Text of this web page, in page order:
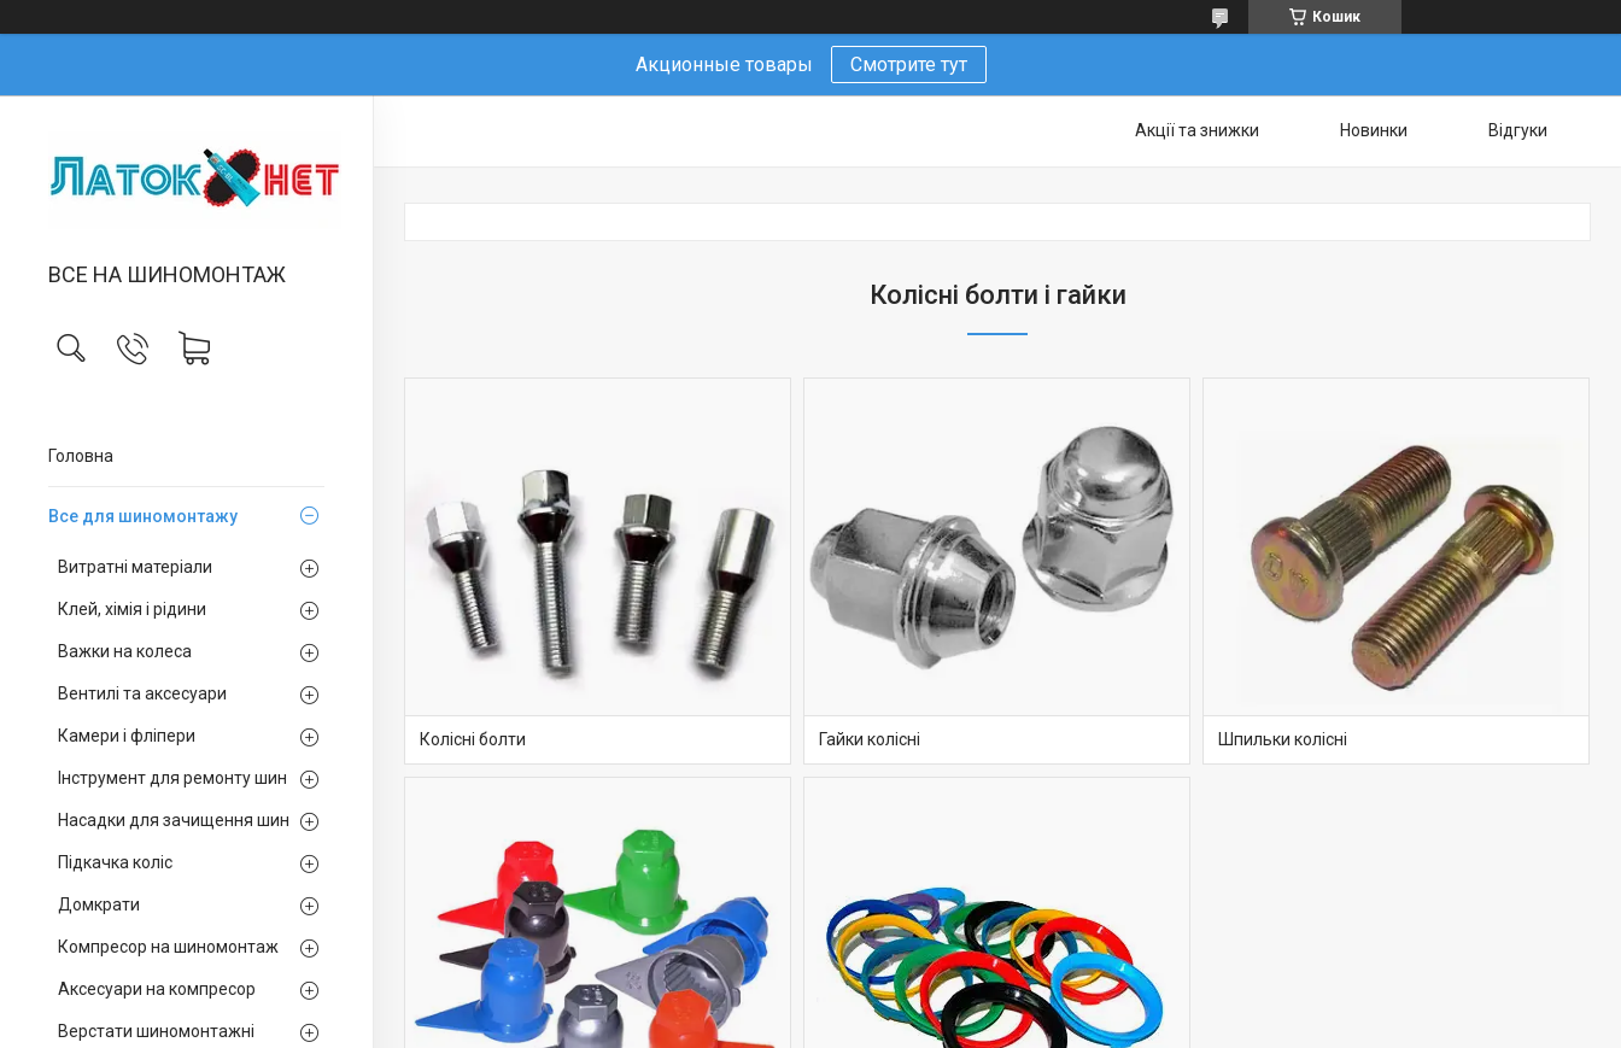
Кошик
Акционные товары Смотрите тут
ВСЕ НА ШИНОМОНТАЖ
Головна
Все для шиномонтажу
Витратні матеріали
Клей, хімія і рідини
Важки на колеса
Вентилі та аксесуари
Камери і фліпери
Інструмент для ремонту шин
Насадки для зачищення шин
Підкачка коліс
Домкрати
Компресор на шиномонтаж
Аксесуари на компресор
Верстати шиномонтажні
Акції та знижки Новинки Відгуки
Колісні болти і гайки
Колісні болти Гайки колісні Шпильки колісні